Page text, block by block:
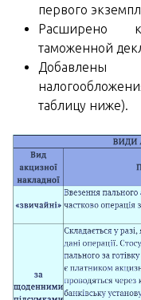
первого
Расширено
таможенной
таблицу ниже).